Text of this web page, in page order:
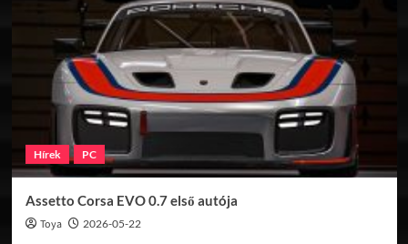
Hírek PC
Assetto Corsa EVO 0.7 első autója
Toya 2026-05-22